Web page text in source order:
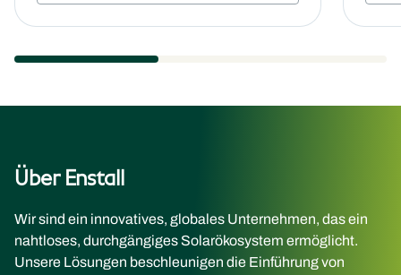
Über Enstall
Wir sind ein innovatives, globales Unternehmen, das ein
nahtloses, durchgängiges Solarökosystem ermöglicht.
Unsere Lösungen beschleunigen die Einführung von